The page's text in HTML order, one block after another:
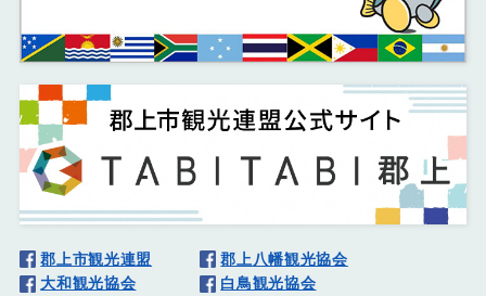
郡上市観光連盟
郡上八幡観光協会
大和観光協会
白鳥観光協会